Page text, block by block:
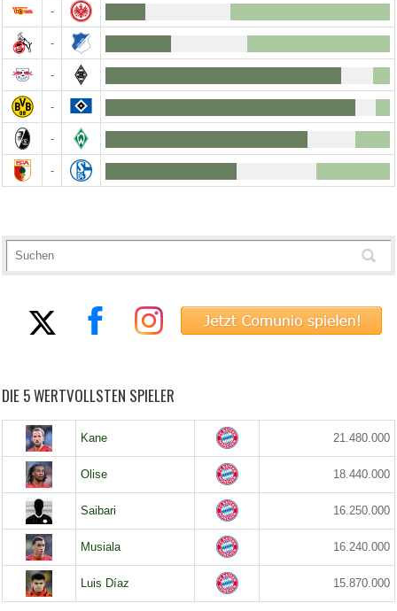
-
-
-
-
-
-
DIE 5 WERTVOLLSTEN SPIELER
Kane 21.480.000
Olise 18.440.000
Saibari 16.250.000
Musiala 16.240.000
Luis Díaz 15.870.000